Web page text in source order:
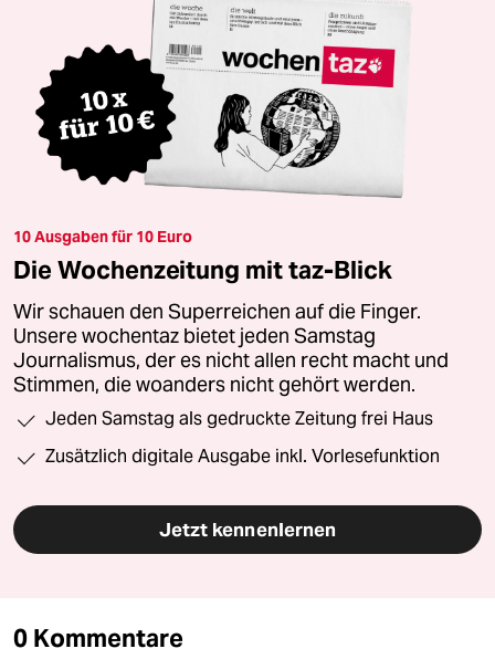
10 Ausgaben für 10 Euro
Die Wochenzeitung mit taz-Blick
Wir schauen den Superreichen auf die Finger.
Unsere wochentaz bietet jeden Samstag
Journalismus, der es nicht allen recht macht und
Stimmen, die woanders nicht gehört werden.
Jeden Samstag als gedruckte Zeitung frei Haus
Zusätzlich digitale Ausgabe inkl. Vorlesefunktion
Jetzt kennenlernen
0 Kommentare